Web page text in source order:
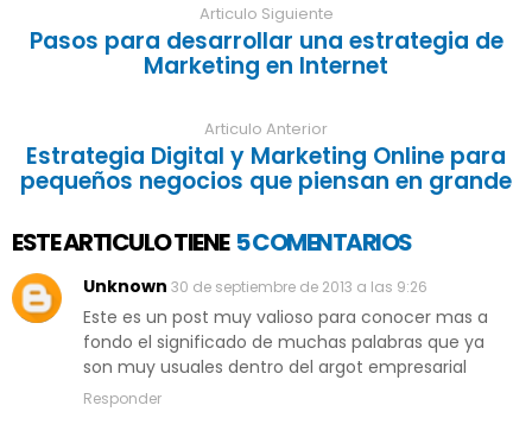
Articulo Siguiente
Pasos para desarrollar una estrategia de
Marketing en Internet
Articulo Anterior
Estrategia Digital y Marketing Online para
pequeños negocios que piensan en grande
ESTE ARTICULO TIENE 5 COMENTARIOS
Unknown 30 de septiembre de 2013 a las 9:26
Este es un post muy valioso para conocer mas a
fondo el significado de muchas palabras que ya
son muy usuales dentro del argot empresarial
Responder